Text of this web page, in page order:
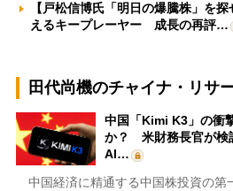
【戸松信博氏「明日の爆騰株」を
えるキープレーヤー 成長の再評…
田代尚機のチャイナ・リサ
中国「Kimi K3」の衝
か？ 米財務長官が検
AI…
中国経済に精通する中国株投資の第